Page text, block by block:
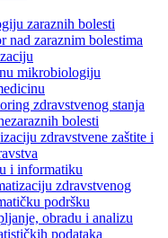
zaraznih bolesti
nad zaraznim bolestima
mikrobiologiju
zdravstvenog stanja
bolesti
zdravstvene zaštite i
i informatiku
zdravstvenog
podršku
obradu i analizu
podataka